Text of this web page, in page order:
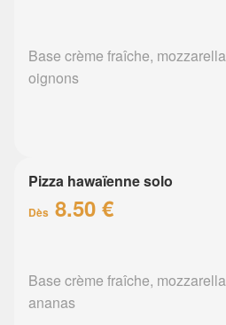
Base crème fraîche,
oignons
Pizza hawaïenne solo
Dès 8.50 €
Base crème fraîche,
ananas